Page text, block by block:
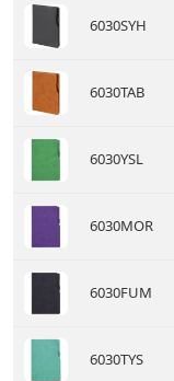
6030SYH
6030TAB
6030YSL
6030MOR
6030FUM
6030TYS